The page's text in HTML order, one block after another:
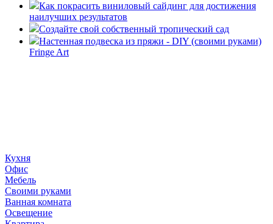
Как покрасить виниловый сайдинг для достижения
наилучших результатов
Создайте свой собственный тропический сад
Настенная подвеска из пряжи - DIY (своими руками)
Fringe Art
Кухня
Офис
Мебель
Своими руками
Ванная комната
Освещение